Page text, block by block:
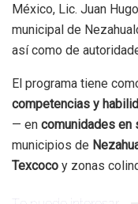
México, Lic. Juan
municipal de
así como de
El programa tiene
competencias y
— en comunidades en
municipios de
Texcoco y zonas